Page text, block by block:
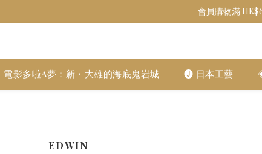
會員購物滿
電影多啦A夢：新・大雄的海底鬼岩城 🅙 日本工藝
EDWIN